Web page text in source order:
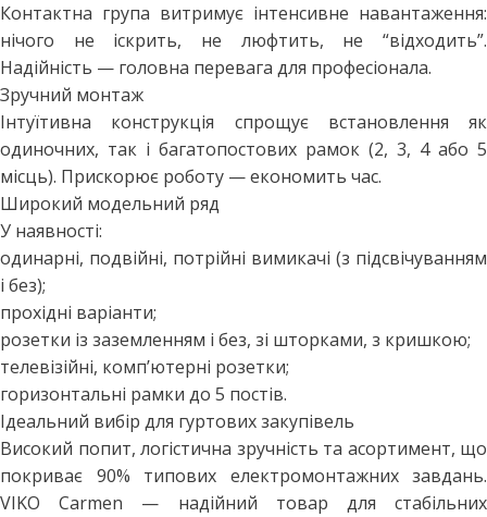
Контактна група витримує інтенсивне навантаження:
нічого не іскрить, не люфтить, не “відходить”.
Надійність — головна перевага для професіонала.
Зручний монтаж
Інтуїтивна конструкція спрощує встановлення як
одиночних, так і багатопостових рамок (2, 3, 4 або 5
місць). Прискорює роботу — економить час.
Широкий модельний ряд
У наявності:
одинарні, подвійні, потрійні вимикачі (з підсвічуванням
і без);
прохідні варіанти;
розетки із заземленням і без, зі шторками, з кришкою;
телевізійні, комп’ютерні розетки;
горизонтальні рамки до 5 постів.
Ідеальний вибір для гуртових закупівель
Високий попит, логістична зручність та асортимент, що
покриває 90% типових електромонтажних завдань.
VIKO Carmen — надійний товар для стабільних